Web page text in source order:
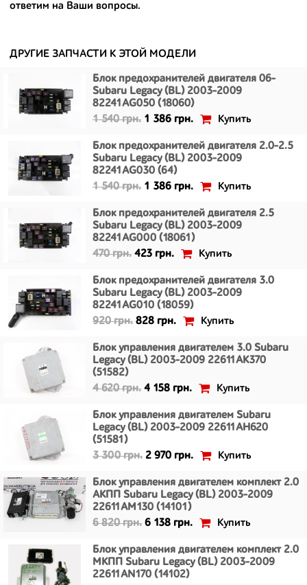
- имеют большой запас прочности и невыробатанный ресурс, и
ответим на Ваши вопросы.
ДРУГИЕ ЗАПЧАСТИ К ЭТОЙ МОДЕЛИ
Блок предохранителей двигателя 06-
Subaru Legacy (BL) 2003-2009
82241AG050 (18060)
1 540 грн. 1 386 грн. Купить
Блок предохранителей двигателя 2.0-2.5
Subaru Legacy (BL) 2003-2009
82241AG030 (64)
1 540 грн. 1 386 грн. Купить
Блок предохранителей двигателя 2.5
Subaru Legacy (BL) 2003-2009
82241AG000 (18061)
470 грн. 423 грн. Купить
Блок предохранителей двигателя 3.0
Subaru Legacy (BL) 2003-2009
82241AG010 (18059)
920 грн. 828 грн. Купить
Блок управления двигателем 3.0 Subaru
Legacy (BL) 2003-2009 22611AK370
(51582)
4 620 грн. 4 158 грн. Купить
Блок управления двигателем Subaru
Legacy (BL) 2003-2009 22611AH620
(51581)
3 300 грн. 2 970 грн. Купить
Блок управления двигателем комплект 2.0
АКПП Subaru Legacy (BL) 2003-2009
22611AM130 (14101)
6 820 грн. 6 138 грн. Купить
Блок управления двигателем комплект 2.0
МКПП Subaru Legacy (BL) 2003-2009
22611AN170 (14102)